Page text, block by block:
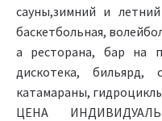
сауны,зимний и
баскетбольная,
а ресторана, бар на
дискотека, бильярд,
катамараны,
ЦЕНА